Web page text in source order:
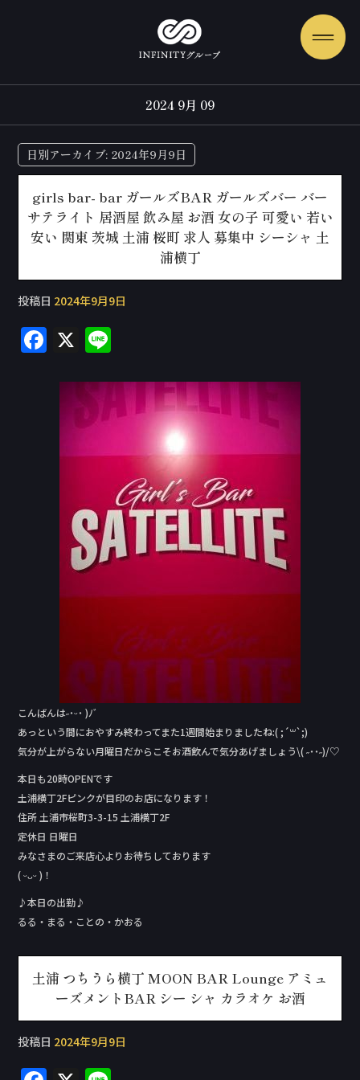
2024 9月 09
日別アーカイブ: 2024年9月9日
girls bar- bar ガールズBAR ガールズバー バー
サテライト 居酒屋 飲み屋 お酒 女の子 可愛い 若い
安い 関東 茨城 土浦 桜町 求人 募集中 シーシャ 土
浦横丁
投稿日 2024年9月9日
F
c
e
o
X
e
こんばんは˶˙ᵕ˙ )ﾉﾞ
あっという間におやすみ終わってまた1週間始まりましたね:( ;´꒳`;)
気分が上がらない月曜日だからこそお酒飲んで気分あげましょう\( ˶˙˙˶)/♡
本日も20時OPENです
土浦横丁2Fピンクが目印のお店になります！
住所 土浦市桜町3-3-15 土浦横丁2F
定休日 日曜日
みなさまのご来店心よりお待ちしております
( ᵕᴗᵕ )！
♪本日の出勤♪
るる・まる・ことの・かおる
土浦 つちうら横丁 MOON BAR Lounge アミュ
ーズメントBAR シー シャ カラオケ お酒
投稿日 2024年9月9日